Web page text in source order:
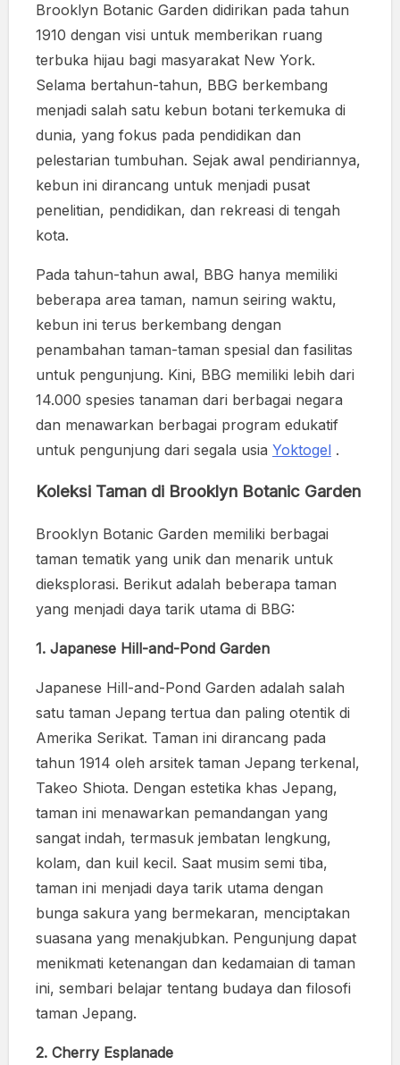
Brooklyn Botanic Garden didirikan pada tahun
1910 dengan visi untuk memberikan ruang
terbuka hijau bagi masyarakat New York.
Selama bertahun-tahun, BBG berkembang
menjadi salah satu kebun botani terkemuka di
dunia, yang fokus pada pendidikan dan
pelestarian tumbuhan. Sejak awal pendiriannya,
kebun ini dirancang untuk menjadi pusat
penelitian, pendidikan, dan rekreasi di tengah
kota.
Pada tahun-tahun awal, BBG hanya memiliki
beberapa area taman, namun seiring waktu,
kebun ini terus berkembang dengan
penambahan taman-taman spesial dan fasilitas
untuk pengunjung. Kini, BBG memiliki lebih dari
14.000 spesies tanaman dari berbagai negara
dan menawarkan berbagai program edukatif
untuk pengunjung dari segala usia Yoktogel .
Koleksi Taman di Brooklyn Botanic Garden
Brooklyn Botanic Garden memiliki berbagai
taman tematik yang unik dan menarik untuk
dieksplorasi. Berikut adalah beberapa taman
yang menjadi daya tarik utama di BBG:
1. Japanese Hill-and-Pond Garden
Japanese Hill-and-Pond Garden adalah salah
satu taman Jepang tertua dan paling otentik di
Amerika Serikat. Taman ini dirancang pada
tahun 1914 oleh arsitek taman Jepang terkenal,
Takeo Shiota. Dengan estetika khas Jepang,
taman ini menawarkan pemandangan yang
sangat indah, termasuk jembatan lengkung,
kolam, dan kuil kecil. Saat musim semi tiba,
taman ini menjadi daya tarik utama dengan
bunga sakura yang bermekaran, menciptakan
suasana yang menakjubkan. Pengunjung dapat
menikmati ketenangan dan kedamaian di taman
ini, sembari belajar tentang budaya dan filosofi
taman Jepang.
2. Cherry Esplanade